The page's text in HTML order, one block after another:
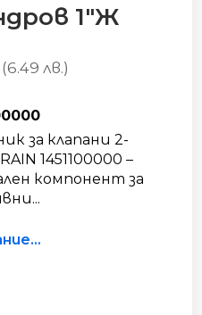
1″Ж
(6.49 лв.)
за клапани 2-
1451100000 –
компонент за